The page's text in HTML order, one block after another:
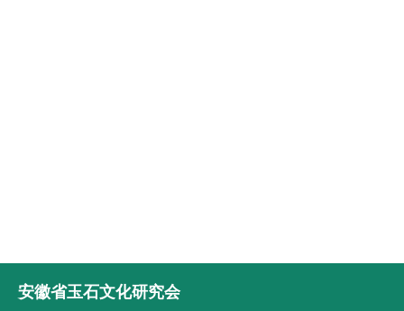
安徽省玉石文化研究会